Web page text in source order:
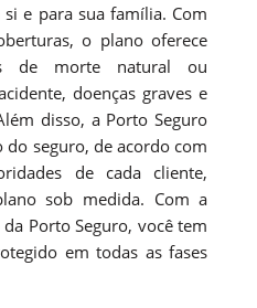
e para sua família. Com
o plano oferece
de morte natural ou
doenças graves e
disso, a Porto Seguro
do seguro, de acordo com
de cada cliente,
sob medida. Com a
Porto Seguro, você tem
em todas as fases